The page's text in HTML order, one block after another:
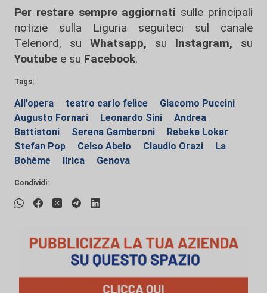
Per restare sempre aggiornati sulle principali
notizie sulla Liguria seguiteci sul canale
Telenord, su
Whatsapp, su Instagram, su
Youtube e su Facebook.
Tags:
All'opera teatro carlo felice
Giacomo Puccini
Augusto Fornari
Leonardo Sini
Andrea
Battistoni
Serena Gamberoni
Rebeka Lokar
Stefan Pop
Celso Abelo Claudio Orazi
La
Bohème
lirica Genova
Condividi: